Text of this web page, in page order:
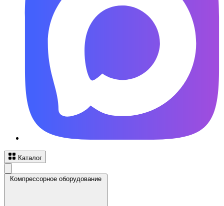
Каталог
Компрессорное оборудование